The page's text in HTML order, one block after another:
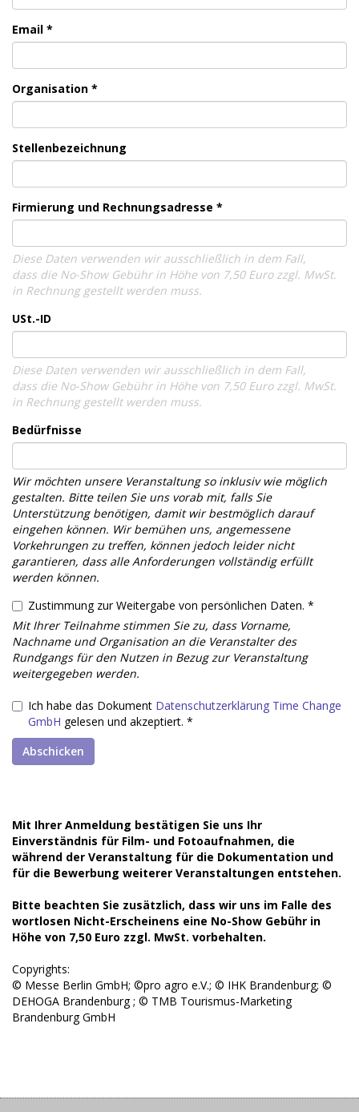
Email *
Organisation *
Stellenbezeichnung
Firmierung und Rechnungsadresse *
Diese Daten verwenden wir ausschließlich in dem Fall,
dass die No-Show Gebühr in Höhe von 7,50 Euro zzgl. MwSt.
in Rechnung gestellt werden muss.
USt.-ID
Diese Daten verwenden wir ausschließlich in dem Fall,
dass die No-Show Gebühr in Höhe von 7,50 Euro zzgl. MwSt.
in Rechnung gestellt werden muss.
Bedürfnisse
Wir möchten unsere Veranstaltung so inklusiv wie möglich
gestalten. Bitte teilen Sie uns vorab mit, falls Sie
Unterstützung benötigen, damit wir bestmöglich darauf
eingehen können. Wir bemühen uns, angemessene
Vorkehrungen zu treffen, können jedoch leider nicht
garantieren, dass alle Anforderungen vollständig erfüllt
werden können.
Zustimmung zur Weitergabe von persönlichen Daten. *
Mit Ihrer Teilnahme stimmen Sie zu, dass Vorname,
Nachname und Organisation an die Veranstalter des
Rundgangs für den Nutzen in Bezug zur Veranstaltung
weitergegeben werden.
Ich habe das Dokument Datenschutzerklärung Time Change
GmbH gelesen und akzeptiert. *
Abschicken
Mit Ihrer Anmeldung bestätigen Sie uns Ihr
Einverständnis für Film- und Fotoaufnahmen, die
während der Veranstaltung für die Dokumentation und
für die Bewerbung weiterer Veranstaltungen entstehen.
Bitte beachten Sie zusätzlich, dass wir uns im Falle des
wortlosen Nicht-Erscheinens eine No-Show Gebühr in
Höhe von 7,50 Euro zzgl. MwSt. vorbehalten.
Copyrights:
© Messe Berlin GmbH; ©pro agro e.V.; © IHK Brandenburg; ©
DEHOGA Brandenburg ; © TMB Tourismus-Marketing
Brandenburg GmbH